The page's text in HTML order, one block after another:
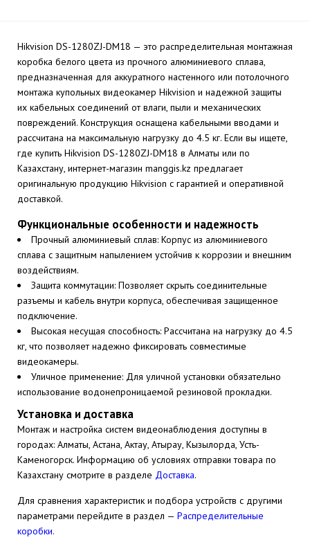
Hikvision DS-1280ZJ-DM18 — это распределительная монтажная
коробка белого цвета из прочного алюминиевого сплава,
предназначенная для аккуратного настенного или потолочного
монтажа купольных видеокамер Hikvision и надежной защиты
их кабельных соединений от влаги, пыли и механических
повреждений. Конструкция оснащена кабельными вводами и
рассчитана на максимальную нагрузку до 4.5 кг. Если вы ищете,
где купить Hikvision DS-1280ZJ-DM18 в Алматы или по
Казахстану, интернет-магазин manggis.kz предлагает
оригинальную продукцию Hikvision с гарантией и оперативной
доставкой.
Функциональные особенности и надежность
Прочный алюминиевый сплав: Корпус из алюминиевого
сплава с защитным напылением устойчив к коррозии и внешним
воздействиям.
Защита коммутации: Позволяет скрыть соединительные
разъемы и кабель внутри корпуса, обеспечивая защищенное
подключение.
Высокая несущая способность: Рассчитана на нагрузку до 4.5
кг, что позволяет надежно фиксировать совместимые
видеокамеры.
Уличное применение: Для уличной установки обязательно
использование водонепроницаемой резиновой прокладки.
Установка и доставка
Монтаж и настройка систем видеонаблюдения доступны в
городах: Алматы, Астана, Актау, Атырау, Кызылорда, Усть-
Каменогорск. Информацию об условиях отправки товара по
Казахстану смотрите в разделе Доставка.
Для сравнения характеристик и подбора устройств с другими
параметрами перейдите в раздел — Распределительные
коробки.